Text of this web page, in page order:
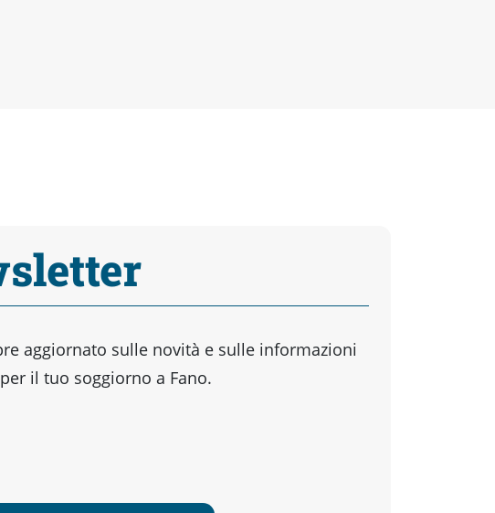
aggiornato sulle novità e sulle informazioni
il tuo soggiorno a Fano.